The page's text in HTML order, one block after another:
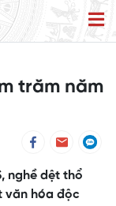
trăm năm
nghề dệt thổ
văn hóa độc